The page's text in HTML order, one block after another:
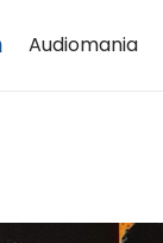
Audiomania